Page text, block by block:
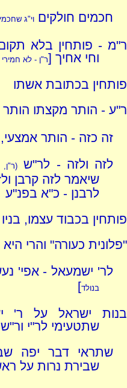
חכמים חולקיםוי"ג
ר"מ - פותחין בלא
וחי אחיך [ר"ן - לא
פותחין בכתובת אשתו
ר"ע - הותר מקצתו הותר
זה כזה - הותר
לזה ולזה - לר"ש
שיאמר לזה קרבן
לרבנן - כ"א בפנ"ע
פותחין בכבוד עצמו, בניו
"פלונית כעורה" והרי
לר' ישמעאל - אפי'
בנולד]
בנות ישראל על ר'
שתטעימי לר"י
שתראי דבר יפה
שבירת נרות על